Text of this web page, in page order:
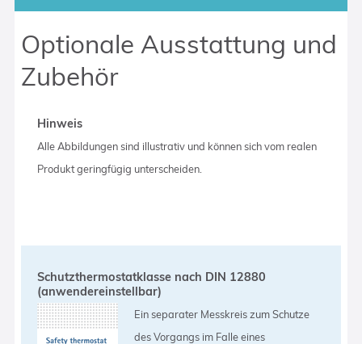
Optionale Ausstattung und
Zubehör
Hinweis
Alle Abbildungen sind illustrativ und können sich vom realen
Produkt geringfügig unterscheiden.
Schutzthermostatklasse nach DIN 12880
(anwendereinstellbar)
Ein separater Messkreis zum Schutze
des Vorgangs im Falle eines